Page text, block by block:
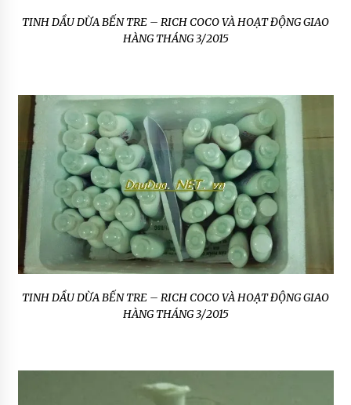
TINH DẦU DỪA BẾN TRE – RICH COCO VÀ HOẠT ĐỘNG GIAO
HÀNG THÁNG 3/2015
TINH DẦU DỪA BẾN TRE – RICH COCO VÀ HOẠT ĐỘNG GIAO
HÀNG THÁNG 3/2015